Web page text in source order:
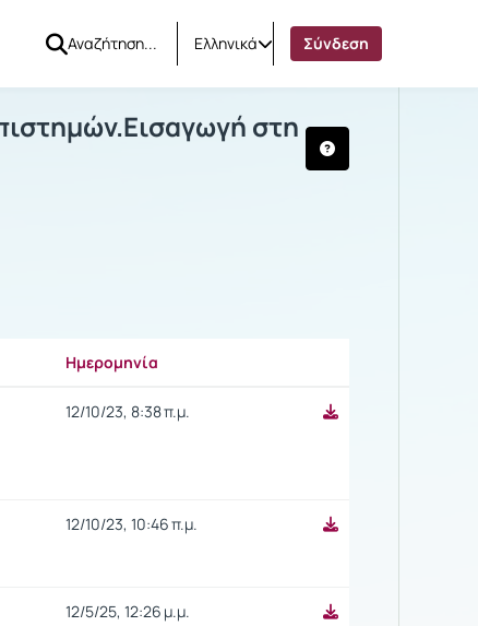
Ελληνικά Σύνδεση
Επιστημών.Εισαγωγή στη
στη
Ημερομηνία
12/10/23, 8:38 π.μ.
12/10/23, 10:46 π.μ.
12/5/25, 12:26 μ.μ.